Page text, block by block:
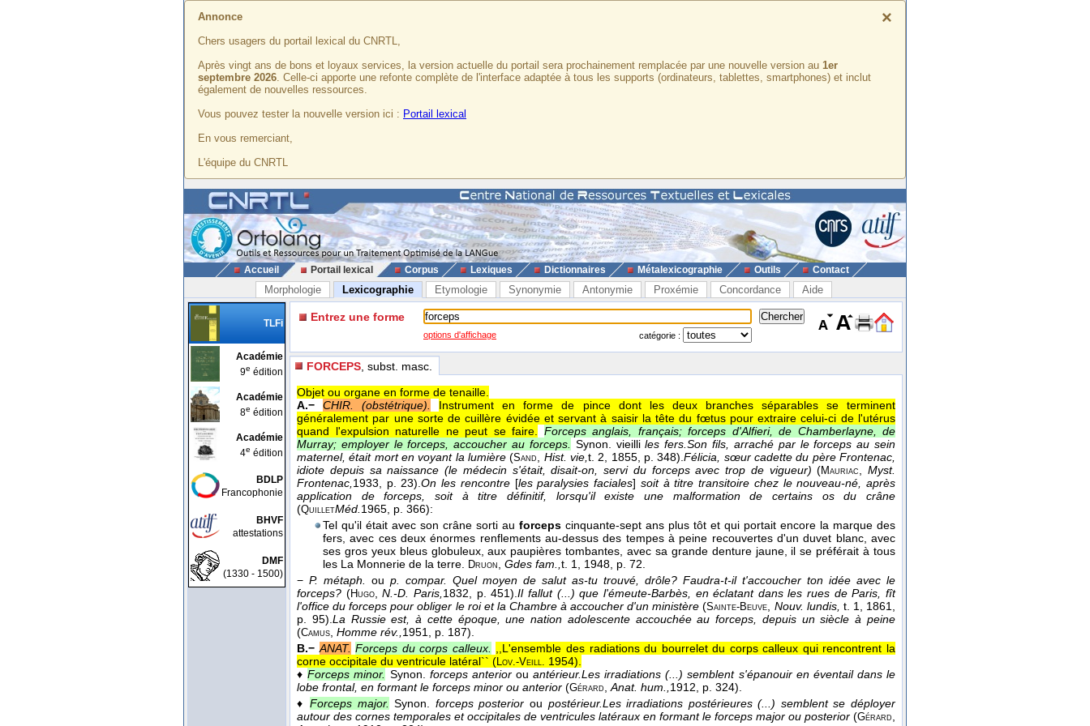
×
Annonce
Chers usagers du portail lexical du CNRTL,
Après vingt ans de bons et loyaux services, la version actuelle du portail sera prochainement remplacée par une nouvelle version au 1er
septembre 2026. Celle-ci apporte une refonte complète de l'interface adaptée à tous les supports (ordinateurs, tablettes, smartphones) et inclut
également de nouvelles ressources.
Vous pouvez tester la nouvelle version ici : Portail lexical
En vous remerciant,
L'équipe du CNRTL
Accueil Portail lexical Corpus Lexiques Dictionnaires Métalexicographie Outils Contact
Morphologie Lexicographie Etymologie Synonymie Antonymie Proxémie Concordance Aide
TLFi
Académie
9e édition
Académie
8e édition
Académie
4e édition
BDLP
Francophonie
BHVF
attestations
DMF
(1330 - 1500)
Entrez une forme
options d'affichage catégorie :
FORCEPS , subst. masc.
Objet ou organe en forme de tenaille.
A.−
CHIR. (obstétrique).
Instrument en forme de pince dont les deux branches séparables se terminent
généralement par une sorte de cuillère évidée et servant à saisir la tête du fœtus pour extraire celui-ci de l'utérus
quand l'expulsion naturelle ne peut se faire. Forceps anglais, français; forceps d'Alfieri, de Chamberlayne, de
Murray; employer le forceps, accoucher au forceps. Synon. vieilliles fers.Son fils, arraché par le forceps au sein
maternel, était mort en voyant la lumière (Sand, Hist. vie,t. 2, 1855, p. 348).Félicia, sœur cadette du père Frontenac,
idiote depuis sa naissance (le médecin s'était, disait-on, servi du forceps avec trop de vigueur) (Mauriac, Myst.
Frontenac,1933, p. 23).On les rencontre[les paralysies faciales] soit à titre transitoire chez le nouveau-né, après
application de forceps, soit à titre définitif, lorsqu'il existe une malformation de certains os du crâne
(QuilletMéd.1965, p. 366):
Tel qu'il était avec son crâne sorti au forceps cinquante-sept ans plus tôt et qui portait encore la marque des
fers, avec ces deux énormes renflements au-dessus des tempes à peine recouvertes d'un duvet blanc, avec
ses gros yeux bleus globuleux, aux paupières tombantes, avec sa grande denture jaune, il se préférait à tous
les La Monnerie de la terre. Druon, Gdes fam.,t. 1, 1948, p. 72.
− P. métaph. ou p. compar. Quel moyen de salut as-tu trouvé, drôle? Faudra-t-il t'accoucher ton idée avec le
forceps? (Hugo,N.-D. Paris,1832, p. 451).Il fallut (...) que l'émeute-Barbès, en éclatant dans les rues de Paris, fît
l'office du forceps pour obliger le roi et la Chambre à accoucher d'un ministère (Sainte-Beuve, Nouv. lundis, t. 1, 1861,
p. 95).La Russie est, à cette époque, une nation adolescente accouchée au forceps, depuis un siècle à peine
(Camus, Homme rév.,1951, p. 187).
B.− ANAT. Forceps du corps calleux. ,,L'ensemble des radiations du bourrelet du corps calleux qui rencontrent la
corne occipitale du ventricule latéral`` (Lov.-Veill. 1954).
♦Forceps minor. Synon. forceps anteriorou antérieur.Les irradiations (...) semblent s'épanouir en éventail dans le
lobe frontal, en formant le forceps minor ou anterior (Gérard,Anat. hum.,1912, p. 324).
♦Forceps major. Synon. forceps posterior ou postérieur.Les irradiations postérieures (...) semblent se déployer
autour des cornes temporales et occipitales de ventricules latéraux en formant le forceps major ou posterior (Gérard,